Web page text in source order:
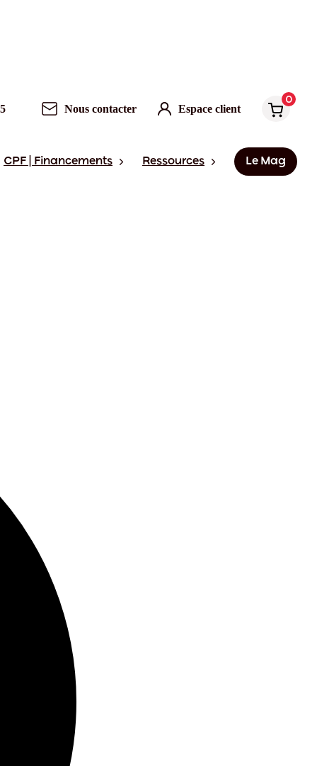
Nous contacter Espace client
0
CPF | Financements Ressources Le Mag